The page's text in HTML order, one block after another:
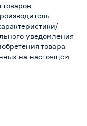
уведомления
товара
на настоящем